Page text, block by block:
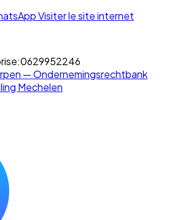
Visiter le site internet
0629952246
— Ondernemingsrechtbank
Mechelen